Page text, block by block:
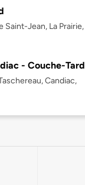
Saint-Jean, La Prairie,
- Couche-Tard
Candiac,